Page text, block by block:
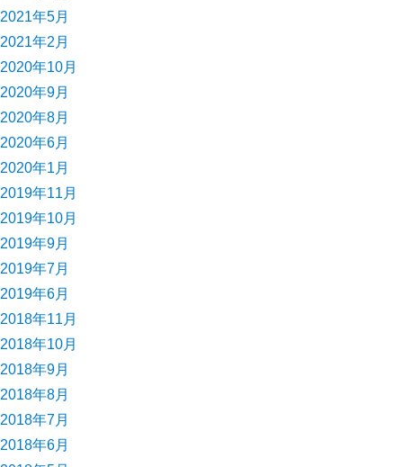
2021年5月
2021年2月
2020年10月
2020年9月
2020年8月
2020年6月
2020年1月
2019年11月
2019年10月
2019年9月
2019年7月
2019年6月
2018年11月
2018年10月
2018年9月
2018年8月
2018年7月
2018年6月